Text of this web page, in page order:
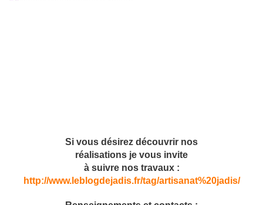
Si vous désirez découvrir nos
réalisations je vous invite
à suivre nos travaux :
http://www.leblogdejadis.fr/tag/artisanat%20jadis/